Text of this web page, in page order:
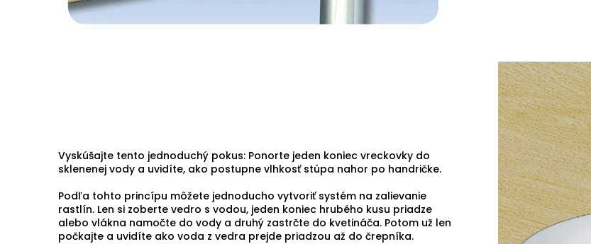
Vyskúšajte tento jednoduchý pokus: Ponorte jeden koniec vreckovky do
sklenenej vody a uvidíte, ako postupne vlhkosť stúpa nahor po handričke.
Podľa tohto princípu môžete jednoducho vytvoriť systém na zalievanie
rastlín. Len si zoberte vedro s vodou, jeden koniec hrubého kusu priadze
alebo vlákna namočte do vody a druhý zastrčte do kvetináča. Potom už len
počkajte a uvidíte ako voda z vedra prejde priadzou až do črepníka.